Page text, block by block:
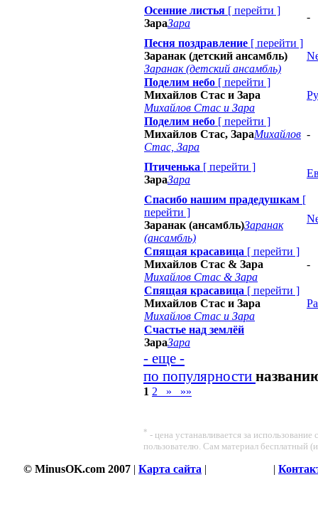
Осенние листья [ перейти ]
ЗараЗара
-
Песня поздравление [ перейти ]
Заранак (детский ансамбль)
Заранак (детский ансамбль)
Поделим небо [ перейти ]
Михайлов Стас и Зара
Михайлов Стас и Зара
Поделим небо [ перейти ]
Михайлов Стас, ЗараМихайлов
Стас, Зара
-
Птиченька [ перейти ]
ЗараЗара
Спасибо нашим прадедушкам [
перейти ]
Заранак (ансамбль)Заранак
(ансамбль)
Спящая красавица [ перейти ]
Михайлов Стас & Зара
Михайлов Стас & Зара
-
Спящая красавица [ перейти ]
Михайлов Стас и Зара
Михайлов Стас и Зара
Счастье над землёй
ЗараЗара
- еще -
по популярности
1 2 » »»
* - цена устанавливается за
пользователю. Сам материал бесплатный
© MinusOK.com 2007 | Карта сайта | |